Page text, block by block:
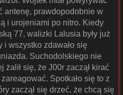
antenę, prawdopodobnie w
i urojeniami po nitro. Kiedy
77, walizki Lalusia były już
wszystko zdawało się
Suchodolskiego nie
żalił się, że J00r zaczął kirać
Spotkało się to z
zaczął się drzeć, że chcą się